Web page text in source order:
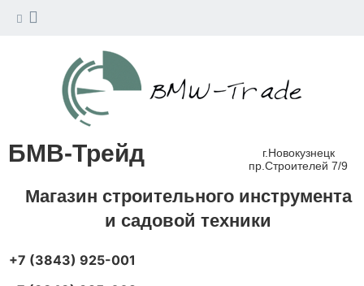
БМВ-Трейд
г.Новокузнецк
пр.Строителей 7/9
Магазин строительного инструмента
и садовой техники
+7 (3843) 925-001